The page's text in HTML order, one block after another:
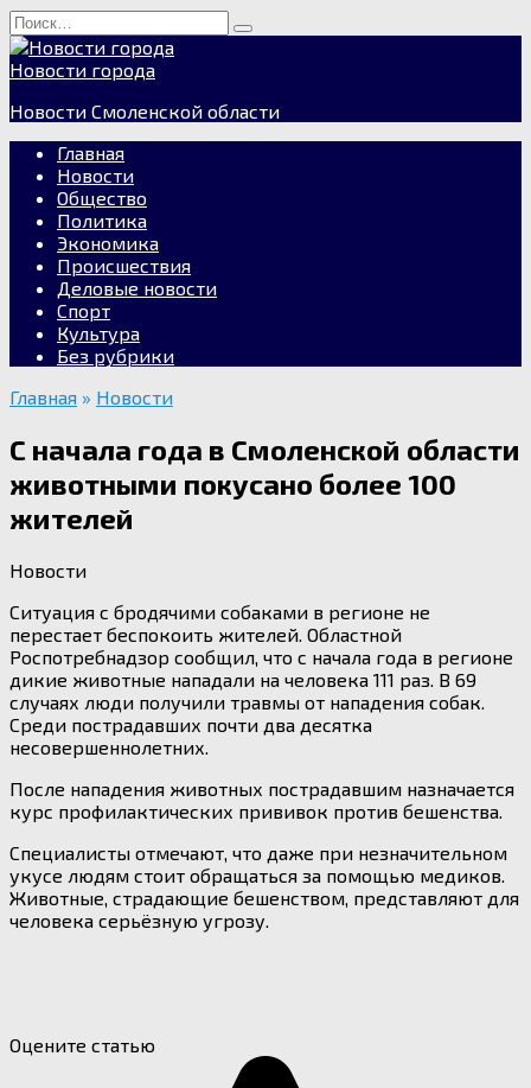
Перейти
к
содержанию
Search
for:
Новости города
Новости Смоленской области
Главная
Новости
Общество
Политика
Экономика
Происшествия
Деловые новости
Спорт
Культура
Без рубрики
Главная » Новости
С начала года в Смоленской области
животными покусано более 100
жителей
Новости
Ситуация с бродячими собаками в регионе не
перестает беспокоить жителей. Областной
Роспотребнадзор сообщил, что с начала года в регионе
дикие животные нападали на человека 111 раз. В 69
случаях люди получили травмы от нападения собак.
Среди пострадавших почти два десятка
несовершеннолетних.
После нападения животных пострадавшим назначается
курс профилактических прививок против бешенства.
Специалисты отмечают, что даже при незначительном
укусе людям стоит обращаться за помощью медиков.
Животные, страдающие бешенством, представляют для
человека серьёзную угрозу.
Оцените статью